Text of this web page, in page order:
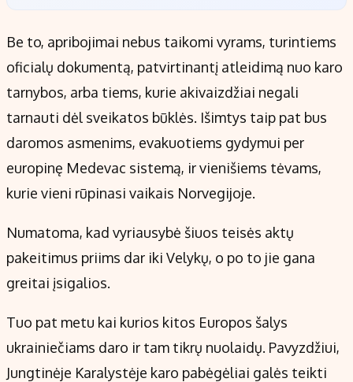
Be to, apribojimai nebus taikomi vyrams, turintiems
oficialų dokumentą, patvirtinantį atleidimą nuo karo
tarnybos, arba tiems, kurie akivaizdžiai negali
tarnauti dėl sveikatos būklės. Išimtys taip pat bus
daromos asmenims, evakuotiems gydymui per
europinę Medevac sistemą, ir vienišiems tėvams,
kurie vieni rūpinasi vaikais Norvegijoje.
Numatoma, kad vyriausybė šiuos teisės aktų
pakeitimus priims dar iki Velykų, o po to jie gana
greitai įsigalios.
Tuo pat metu kai kurios kitos Europos šalys
ukrainiečiams daro ir tam tikrų nuolaidų. Pavyzdžiui,
Jungtinėje Karalystėje karo pabėgėliai galės teikti